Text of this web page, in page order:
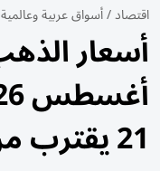
اقتصاد/أسواق عربية وعالمية
21 يقترب من هذا الرقم